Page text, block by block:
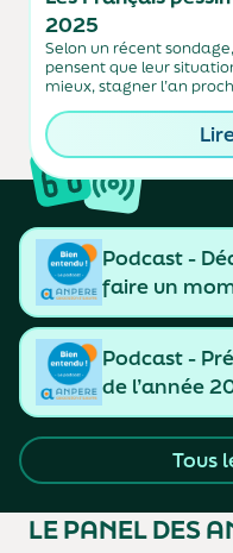
2025
Selon un récent
pensent que leur
mieux, stagner l’an
Podcast -
faire un
et de
Podcast -
de l’année
Tous
LE PANELDES